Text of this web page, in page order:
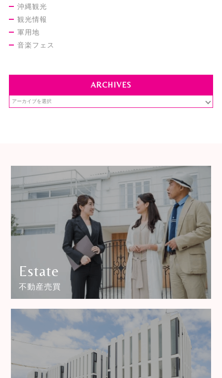
沖縄観光
観光情報
軍用地
音楽フェス
ARCHIVES
Estate
不動産売買